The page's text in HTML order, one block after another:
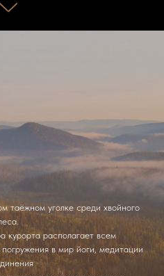
таёжном уголке среди хвойного
курорта располагает всем
в мир йоги, медитации